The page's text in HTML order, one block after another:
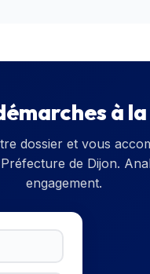
à la
dossier et vous
Préfecture de Dijon.
engagement.